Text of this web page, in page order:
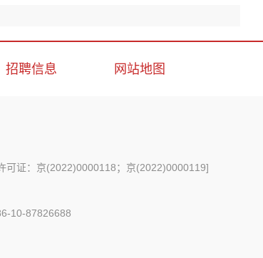
招聘信息 网站地图
可证：京(2022)0000118；京(2022)0000119]
10-87826688